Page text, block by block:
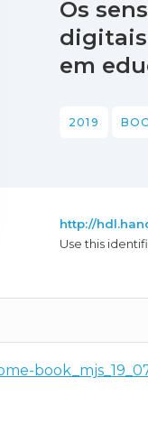
Os
em
2019
http://
Use this